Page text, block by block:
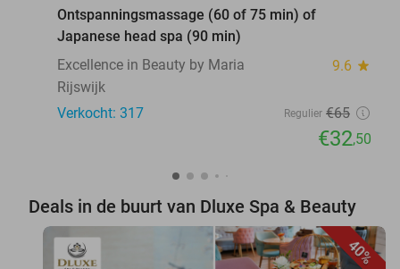
Ontspanningsmassage (60 of 75 min) of
Japanese head spa (90 min)
Excellence in Beauty by Maria
9.6 star
Rijswijk
Verkocht: 317
Regulier €65
€32,50
Deals in de buurt van Dluxe Spa & Beauty
40%